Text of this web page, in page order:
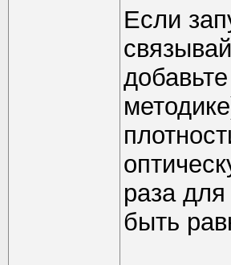
Если
раза
быть